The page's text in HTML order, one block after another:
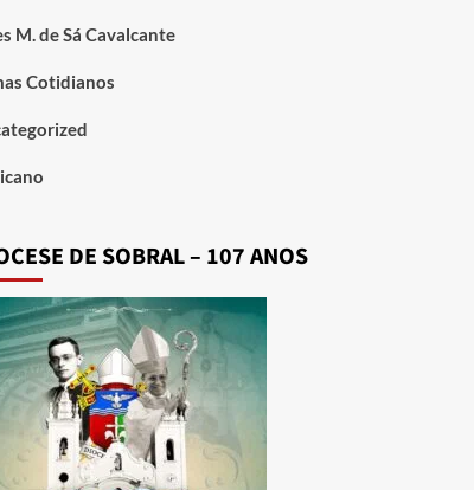
M. de Sá Cavalcante
Cotidianos
DE SOBRAL – 107 ANOS